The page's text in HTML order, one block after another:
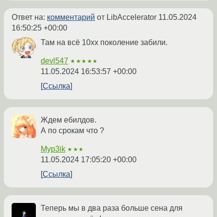
Ответ на: комментарий от LibAccelerator 11.05.2024
16:50:25 +00:00
Там на всё 10хх поколение забили.
devl547 ★★★★★
11.05.2024 16:53:57 +00:00
Ссылка
Ждем ебилдов.
А по срокам что ?
Myp3ik ★★★
11.05.2024 17:05:20 +00:00
Ссылка
Теперь мы в два раза больше сена для